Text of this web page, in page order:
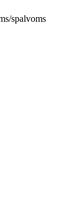
spalvoms